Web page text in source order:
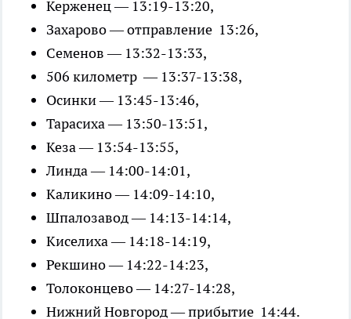
Керженец — 13:19-13:20,
Захарово — отправление 13:26,
Семенов — 13:32-13:33,
506 километр — 13:37-13:38,
Осинки — 13:45-13:46,
Тарасиха — 13:50-13:51,
Кеза — 13:54-13:55,
Линда — 14:00-14:01,
Каликино — 14:09-14:10,
Шпалозавод — 14:13-14:14,
Киселиха — 14:18-14:19,
Рекшино — 14:22-14:23,
Толоконцево — 14:27-14:28,
Нижний Новгород — прибытие 14:44.